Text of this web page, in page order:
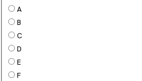
A
B
C
D
E
F